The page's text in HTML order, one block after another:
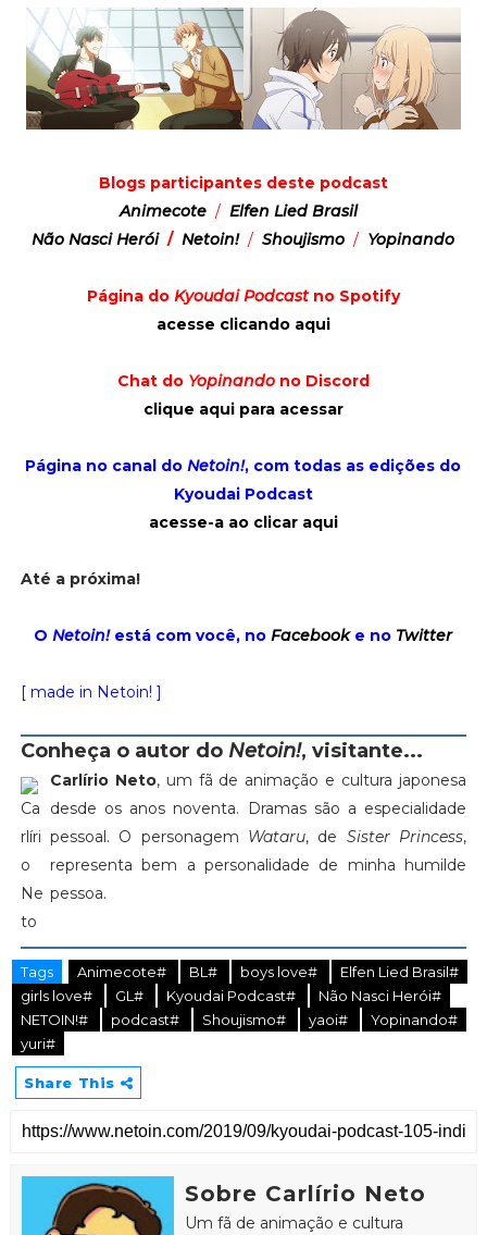
Blogs participantes deste podcast
Animecote /Elfen Lied Brasil
Não Nasci Herói / Netoin! /Shoujismo / Yopinando
Página do Kyoudai Podcastno Spotify
acesse clicando aqui
Chat do Yopinandono Discord
clique aqui para acessar
Página no canal doNetoin!, com todas as edições do
Kyoudai Podcast
acesse-a ao clicar aqui
Até a próxima!
ONetoin!está com você, noFacebooke no Twitter
[ made in Netoin! ]
Conheça o autor do Netoin!, visitante...
Carlírio Neto, um fã de animação e cultura japonesa
desde os anos noventa. Dramas são a especialidade
pessoal. O personagem Wataru, de Sister Princess,
representa bem a personalidade de minha humilde
pessoa.
Tags Animecote# BL# boys love#
Elfen Lied Brasil#
girls love#
GL# Kyoudai Podcast#
Não Nasci Herói#
NETOIN!#
podcast# Shoujismo# yaoi#
Yopinando#
yuri#
Share This
Sobre Carlírio Neto
Um fã de animação e cultura